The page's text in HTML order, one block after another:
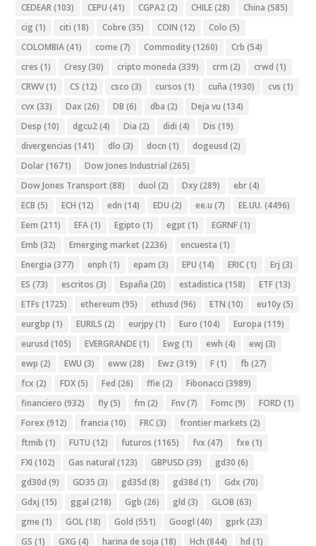
CEDEAR(103) CEPU (41) CGPA2(2) CHILE(28) China (585)
cig (1) citi (18) Cobre (35) COIN (12) Colo (5)
COLOMBIA(41) come (7) Commodity(1260) Crb (54)
cres (1) Cresy(30) cripto moneda (339) crm (2) crwd (1)
CRWV(1) CS (12) csco (3) cursos (1) cuña (1930) cvs (1)
cvx (33) Dax (26) DB (6) dba (2) Deja vu (134)
Desp (10) dgcu2(4) Dia (2) didi (4) Dis (19)
divergencias (141) dlo (3) docn (1) dogeusd (2)
Dolar(1671) Dow Jones Industrial (265)
Dow Jones Transport (88) duol (2) Dxy(289) ebr(4)
ECB (5) ECH (12) edn (14) EDU (2) ee.u (7) EE.UU. (4496)
Eem (211) EFA(1) Egipto (1) egpt (1) EGRNF(1)
Emb (32) Emerging market (2236) encuesta (1)
Energia (377) enph (1) epam (3) EPU (14) ERIC(1) Erj (3)
ES (73) escritos (3) España (20) estadistica (158) ETF(13)
ETFs (1725) ethereum (95) ethusd (96) ETN (10) eu10y(5)
eurgbp (1) EURILS (2) eurjpy(1) Euro (104) Europa (119)
eurusd (105) EVERGRANDE(1) Ewg (1) ewh (4) ewj (3)
ewp (2) EWU (3) eww(28) Ewz (319) F(1) fb (27)
fcx (2) FDX(5) Fed (26) ffie (2) Fibonacci (3989)
financiero (932) fly(5) fm (2) Fnv(7) Fomc(9) FORD (1)
Forex (912) francia (10) FRC(3) frontier markets (2)
ftmib (1) FUTU (12) futuros (1165) fvx (47) fxe (1)
FXI (102) Gas natural (123) GBPUSD (39) gd30 (6)
gd30d (9) GD35 (3) gd35d (8) gd38d (1) Gdx (70)
Gdxj (15) ggal (218) Ggb (26) gld (3) GLOB (63)
gme (1) GOL(18) Gold (551) Googl (40) gprk(23)
GS (1) GXG (4) harina de soja (18) Hch (844) hd (1)